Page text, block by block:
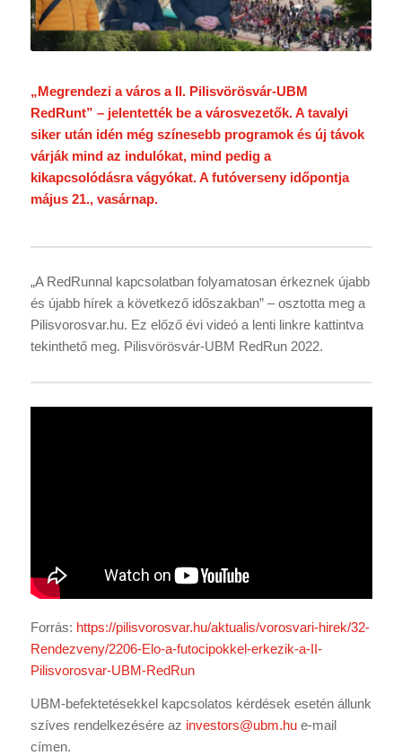
„Megrendezi a város a II. Pilisvörösvár-UBM
RedRunt” – jelentették be a városvezetők. A tavalyi
siker után idén még színesebb programok és új távok
várják mind az indulókat, mind pedig a
kikapcsolódásra vágyókat. A futóverseny időpontja
május 21., vasárnap.
„A RedRunnal kapcsolatban folyamatosan érkeznek újabb
és újabb hírek a következő időszakban” – osztotta meg a
Pilisvorosvar.hu. Ez előző évi videó a lenti linkre kattintva
tekinthető meg. Pilisvörösvár-UBM RedRun 2022.
Forrás: https://pilisvorosvar.hu/aktualis/vorosvari-hirek/32-
Rendezveny/2206-Elo-a-futocipokkel-erkezik-a-II-
Pilisvorosvar-UBM-RedRun
UBM-befektetésekkel kapcsolatos kérdések esetén állunk
szíves rendelkezésére az investors@ubm.hue-mail
címen.